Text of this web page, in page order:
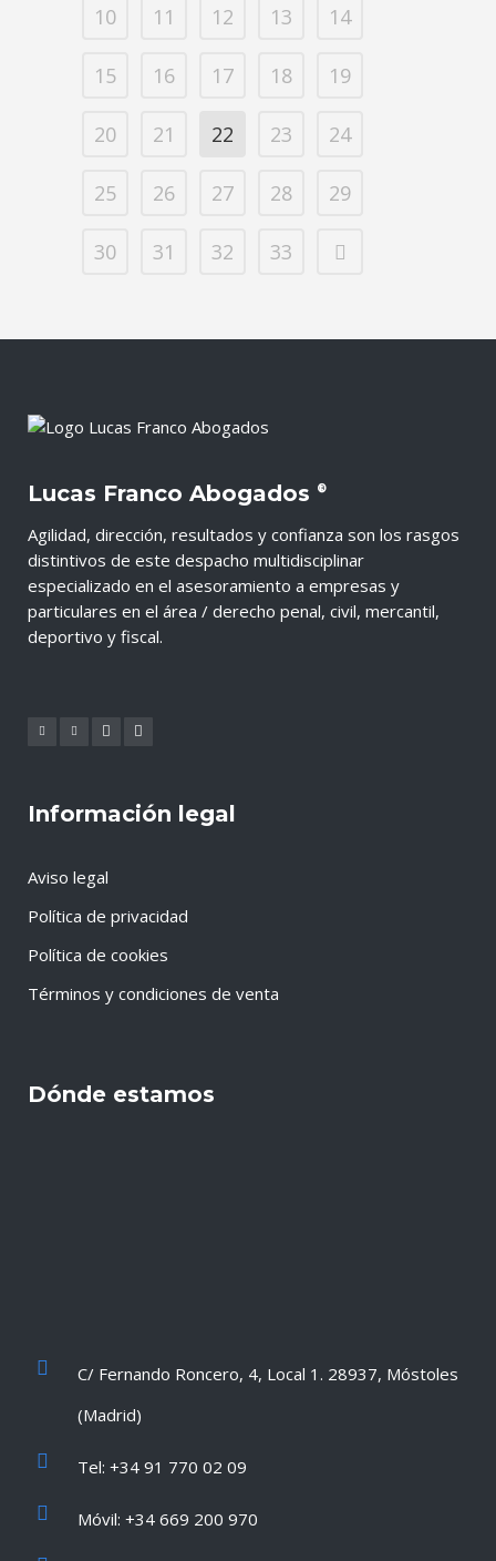
10 11 12 13 14
15 16 17 18 19
20 21 22 23 24
25 26 27 28 29
30 31 32 33
Lucas Franco Abogados ®
Agilidad, dirección, resultados y confianza son los rasgos
distintivos de este despacho multidisciplinar
especializado en el asesoramiento a empresas y
particulares en el área / derecho penal, civil, mercantil,
deportivo y fiscal.
Información legal
Aviso legal
Política de privacidad
Política de cookies
Términos y condiciones de venta
Dónde estamos
C/ Fernando Roncero, 4, Local 1. 28937, Móstoles
(Madrid)
Tel: +34 91 770 02 09
Móvil: +34 669 200 970